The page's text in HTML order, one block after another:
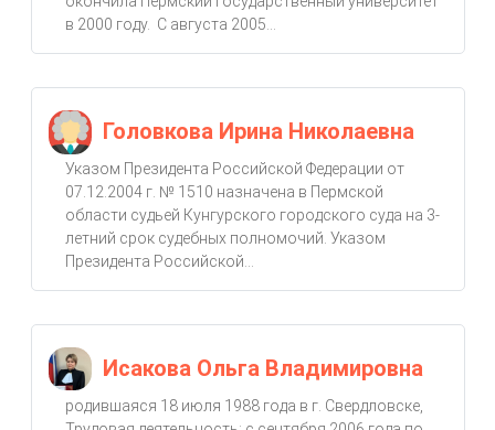
в 2000 году. С августа 2005...
Головкова Ирина Николаевна
Указом Президента Российской Федерации от
07.12.2004 г. № 1510 назначена в Пермской
области судьей Кунгурского городского суда на 3-
летний срок судебных полномочий. Указом
Президента Российской...
Исакова Ольга Владимировна
родившаяся 18 июля 1988 года в г. Свердловске,